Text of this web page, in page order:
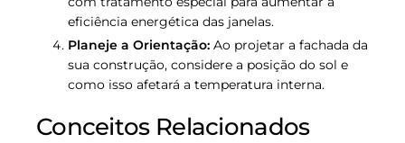
eficiência energética das janelas.
Planeje a Orientação: Ao projetar a fachada da
sua construção, considere a posição do sol e
como isso afetará a temperatura interna.
Conceitos Relacionados